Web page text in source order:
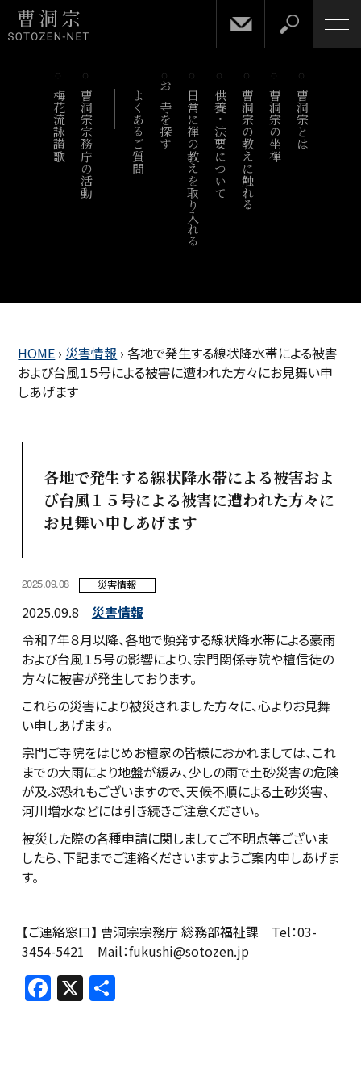
梅花流詠讃歌 曹洞宗宗務庁の活動 よくあるご質問 お寺を探す 日常に禅の教えを取り入れる供養・法要について曹洞宗の教えに触れる 曹洞宗の坐禅 曹洞宗とは
HOME › 災害情報 › 各地で発生する線状降水帯による被害
および台風１５号による被害に遭われた方々にお見舞い申
しあげます
各地で発生する線状降水帯による被害およ
び台風１５号による被害に遭われた方々に
お見舞い申しあげます
2025.09.08 災害情報
2025.09.8 災害情報
令和７年８月以降、各地で頻発する線状降水帯による豪雨
および台風１５号の影響により、宗門関係寺院や檀信徒の
方々に被害が発生しております。
これらの災害により被災されました方々に、心よりお見舞
い申しあげます。
宗門ご寺院をはじめお檀家の皆様におかれましては、これ
までの大雨により地盤が緩み、少しの雨で土砂災害の危険
が及ぶ恐れもございますので、天候不順による土砂災害、
河川増水などには引き続きご注意ください。
被災した際の各種申請に関しましてご不明点等ございま
したら、下記までご連絡くださいますようご案内申しあげま
す。
【ご連絡窓口】 曹洞宗宗務庁 総務部福祉課 Tel：03-
3454-5421 Mail：fukushi@sotozen.jp
F
a
X 共